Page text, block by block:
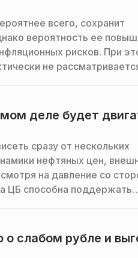
всего, сохранит
вероятность ее
рисков. При
не
деле будет
сразу от нескольких
нефтяных цен,
на давление со
ЦБ способна поддержать
Максим
слабом рубле и